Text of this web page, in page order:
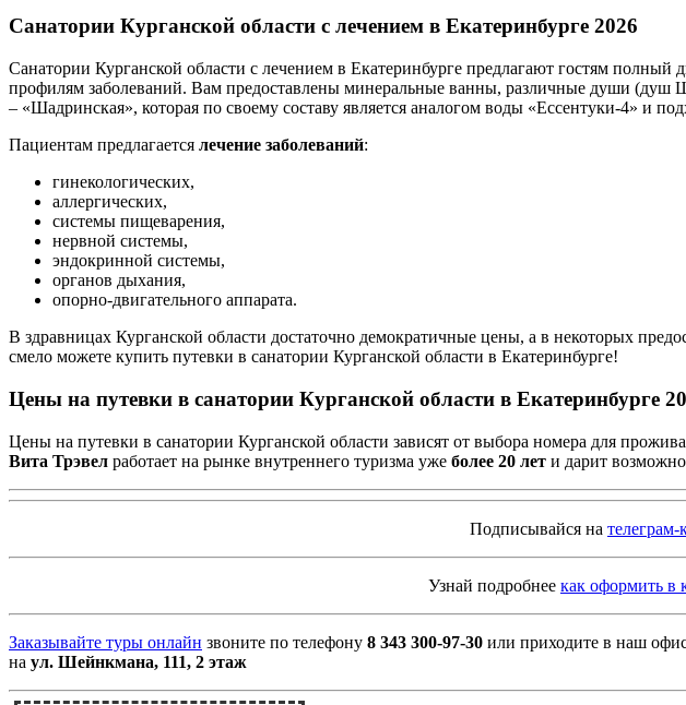
Санатории Курганской области с лечением в Екатеринбурге 2026
Санатории Курганской области с лечением в Екатеринбурге предлагают гостям
профилям заболеваний. Вам предоставлены минеральные ванны, различные души
– «Шадринская», которая по своему составу является аналогом воды «Ессентуки-4» и
Пациентам предлагается лечение заболеваний:
гинекологических,
аллергических,
системы пищеварения,
нервной системы,
эндокринной системы,
органов дыхания,
опорно-двигательного аппарата.
В здравницах Курганской области достаточно демократичные цены, а в некоторых
смело можете купить путевки в санатории Курганской области в Екатеринбурге!
Цены на путевки в санатории Курганской области в Екатеринбурге
Цены на путевки в санатории Курганской области зависят от выбора номера для
Вита Трэвел работает на рынке внутреннего туризма уже более 20 лет и дарит
Подписывайся на
Узнай подробнее как оформить в
Заказывайте туры онлайн звоните по телефону 8 343 300-97-30 или приходите в наш
на ул. Шейнкмана, 111, 2 этаж